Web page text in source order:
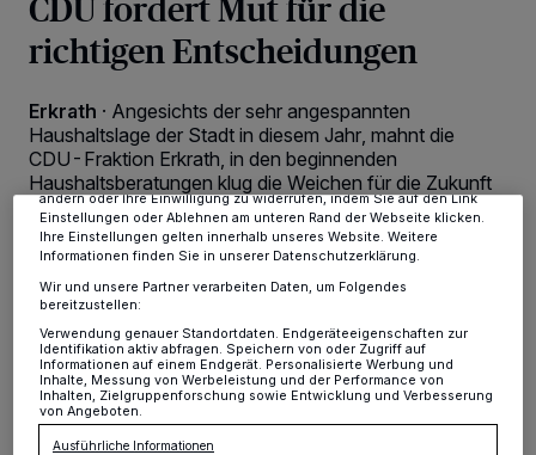
richtigen Entscheidungen
Erkrath · Angesichts der sehr angespannten
Haushaltslage der Stadt in diesem Jahr, mahnt die
CDU-Fraktion Erkrath, in den beginnenden
Haushaltsberatungen klug die Weichen für die Zukunft
Erkraths klug und weitsichtig zu stellen.
17.01.2022 , 14:34 Uhr
Wir und unsere218
-Partner speichern und greifen auf
personenbezogene Daten wie Browserdaten oder eindeutige
Tracking-Technologien für die unter „Wir und unsere Partner
verarbeiten Daten, um Ihnen Dienste bereitzustellen“ aufgeführten
Zwecke. Wenn Tracker deaktiviert sind, sind manche Inhalte und
Anzeigen möglicherweise nicht mehr so relevant für Sie. Sie können
dieses Menü jederzeit wieder aufrufen, um Ihre Einstellungen zu
ändern oder Ihre Einwilligung zu widerrufen, indem Sie auf den Link
Einstellungen oder Ablehnen am unteren Rand der Webseite klicken.
Ihre Einstellungen gelten innerhalb unseres Website. Weitere
Informationen finden Sie in unserer Datenschutzerklärung.
Wir und unsere Partner verarbeiten Daten, um Folgendes
bereitzustellen:
Verwendung genauer Standortdaten. Endgeräteeigenschaften zur
Identifikation aktiv abfragen. Speichern von oder Zugriff auf
Informationen auf einem Endgerät. Personalisierte Werbung und
Inhalte, Messung von Werbeleistung und der Performance von
Inhalten, Zielgruppenforschung sowie Entwicklung und Verbesserung
von Angeboten.
Ausführliche Informationen